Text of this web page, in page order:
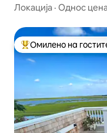
Локација · Однос
Меѓу најуспешните
Омилено на